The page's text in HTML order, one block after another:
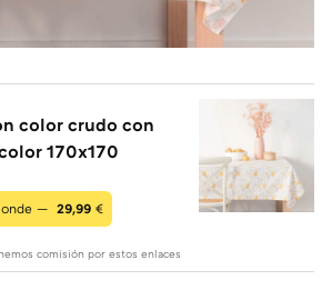
color crudo con
170x170
— 29,99 €
comisión por estos enlaces